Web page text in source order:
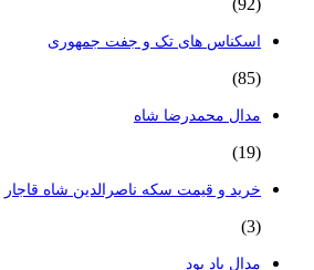
اسکناس های تک و جفت جمهوری
(85)
مدال محمدرضا شاه
(19)
خرید و قیمت سکه ناصرالدین شاه قاجار
(3)
مدال یاد بود